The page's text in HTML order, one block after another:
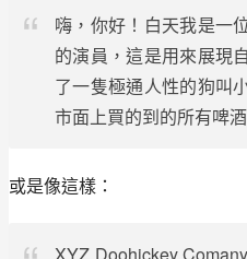
嗨，你好！白天我是一
的演員，這是用來展現
了一隻極通人性的狗叫
市面上買的到的所有啤
或是像這樣：